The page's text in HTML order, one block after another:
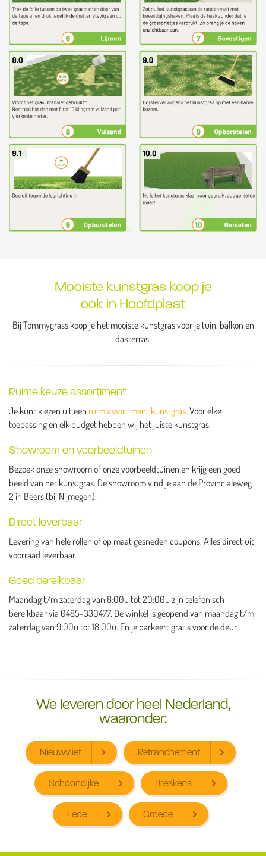
Mooiste kunstgras koop je
ook in Hoofdplaat
Bij Tommygrass koop je het mooiste kunstgras voor je tuin, balkon en
dakterras.
Ruime keuze assortiment
Je kunt kiezen uit een ruim assortiment kunstgras. Voor elke
toepassing en elk budget hebben wij het juiste kunstgras.
Showroom en voorbeeldtuinen
Bezoek onze showroom of onze voorbeeldtuinen en krijg een goed
beeld van het kunstgras. De showroom vind je aan de Provincialeweg
2 in Beers (bij Nijmegen).
Direct leverbaar
Levering van hele rollen of op maat gesneden coupons. Alles direct uit
voorraad leverbaar.
Goed bereikbaar
Maandag t/m zaterdag van 8:00u tot 20:00u zijn telefonisch
bereikbaar via 0485-330477. De winkel is geopend van maandag t/m
zaterdag van 9:00u tot 18:00u. En je parkeert gratis voor de deur.
We leveren door heel Nederland,
waaronder:
Nieuwvliet Retranchement
Schoondijke Breskens
Eede Groede